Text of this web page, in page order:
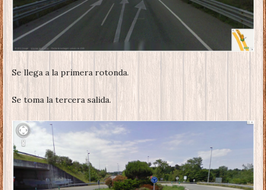
Se llega a la primera rotonda.
Se toma la tercera salida.